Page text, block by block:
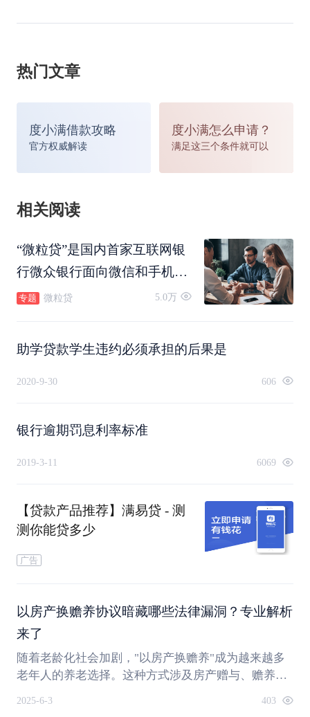
热门文章
度小满借款攻略
官方权威解读
度小满怎么申请？
满足这三个条件就可以
相关阅读
“微粒贷”是国内首家互联网银
行微众银行面向微信和手机
QQ用户推出的纯线上小额信
获得30万元借款额度。
专题 微粒贷 5.0万
助学贷款学生违约必须承担的后果是
2020-9-30 606
银行逾期罚息利率标准
2019-3-11 6069
【贷款产品推荐】满易贷 - 测
测你能贷多少
广告
以房产换赡养协议暗藏哪些法律漏洞？专业解析
来了
随着老龄化社会加剧，"以房产换赡养"成为越来越多
老年人的养老选择。这种方式涉及房产赠与、赡养协
2025-6-3 403